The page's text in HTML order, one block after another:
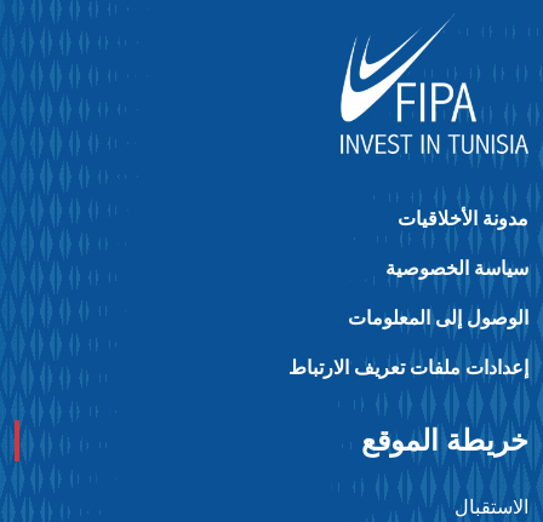
الأخلاقيات
الخصوصية
إلى المعلومات
ملفات تعريف الارتباط
الموقع